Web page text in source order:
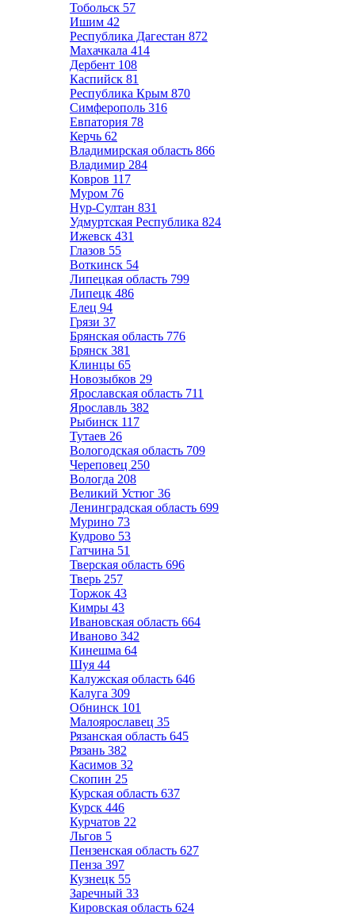
Тобольск 57
Ишим 42
Республика Дагестан 872
Махачкала 414
Дербент 108
Каспийск 81
Республика Крым 870
Симферополь 316
Евпатория 78
Керчь 62
Владимирская область 866
Владимир 284
Ковров 117
Муром 76
Нур-Султан 831
Удмуртская Республика 824
Ижевск 431
Глазов 55
Воткинск 54
Липецкая область 799
Липецк 486
Елец 94
Грязи 37
Брянская область 776
Брянск 381
Клинцы 65
Новозыбков 29
Ярославская область 711
Ярославль 382
Рыбинск 117
Тутаев 26
Вологодская область 709
Череповец 250
Вологда 208
Великий Устюг 36
Ленинградская область 699
Мурино 73
Кудрово 53
Гатчина 51
Тверская область 696
Тверь 257
Торжок 43
Кимры 43
Ивановская область 664
Иваново 342
Кинешма 64
Шуя 44
Калужская область 646
Калуга 309
Обнинск 101
Малоярославец 35
Рязанская область 645
Рязань 382
Касимов 32
Скопин 25
Курская область 637
Курск 446
Курчатов 22
Льгов 5
Пензенская область 627
Пенза 397
Кузнецк 55
Заречный 33
Кировская область 624